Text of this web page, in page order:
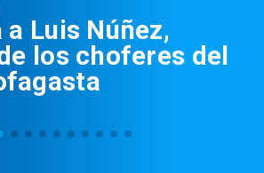
Luis Núñez,
los choferes del